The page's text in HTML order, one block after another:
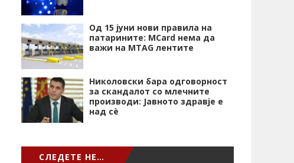
Од 15 јуни нови правила на
патарините: MCard нема да
важи на MTAG лентите
Николовски бара одговорност
за скандалот со млечните
производи: Јавното здравје е
над сѐ
СЛЕДЕТЕ НЕ…